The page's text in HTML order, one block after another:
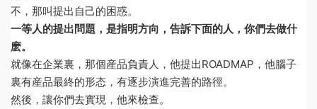
不，那叫提出自己的困惑。
一等人的提出問題，是指明方向，告訴下面的人，你們去做什
麽。
就像在企業裏，那個産品負責人，他提出ROADMAP，他腦子
裏有産品最終的形态，有逐步演進完善的路徑。
然後，讓你們去實現，他來檢查。